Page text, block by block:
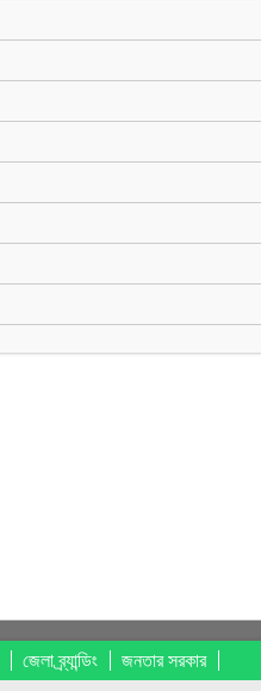
জেলা ব্র্যান্ডিং জনতার সরকার